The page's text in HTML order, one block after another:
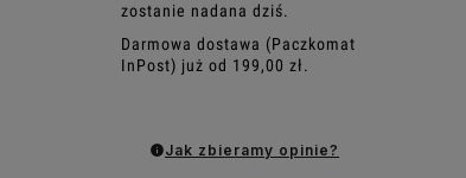
zostanie nadana dziś.
Darmowa dostawa (Paczkomat
InPost) już od 199,00 zł.
Jak zbieramy opinie?